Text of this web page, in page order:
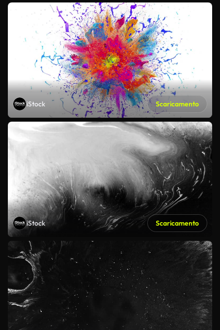
iStock Scaricamento
iStock Scaricamento